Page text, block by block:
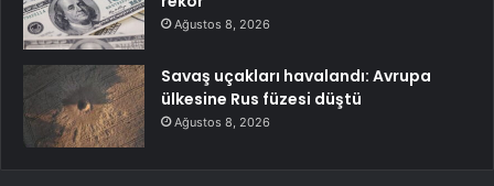
Ağustos 8, 2026
Savaş uçakları havalandı: Avrupa
ülkesine Rus füzesi düştü
Ağustos 8, 2026